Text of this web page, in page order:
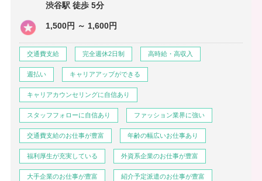
渋谷駅 徒歩 5分
1,500円 ～ 1,600円
交通費支給 完全週休2日制 高時給・高収入
週払い キャリアアップができる
キャリアカウンセリングに自信あり
スタッフフォローに自信あり ファッション業界に強い
交通費支給のお仕事が豊富 年齢の幅広いお仕事あり
福利厚生が充実している 外資系企業のお仕事が豊富
大手企業のお仕事が豊富 紹介予定派遣のお仕事が豊富